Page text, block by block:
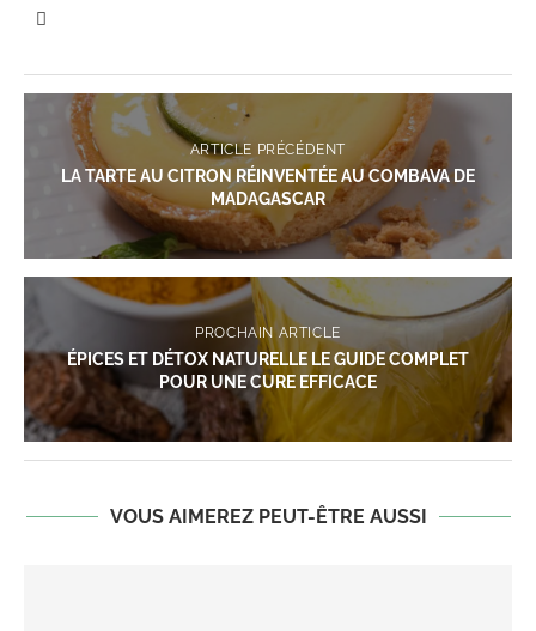
ARTICLE PRÉCÉDENT
LA TARTE AU CITRON RÉINVENTÉE AU COMBAVA DE
MADAGASCAR
PROCHAIN ARTICLE
ÉPICES ET DÉTOX NATURELLE LE GUIDE COMPLET
POUR UNE CURE EFFICACE
VOUS AIMEREZ PEUT-ÊTRE AUSSI